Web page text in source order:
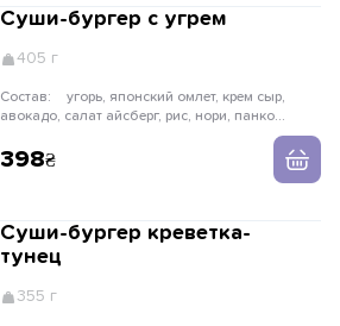
Суши-бургер с угрем
405 г
Состав:
авокадо, салат айсберг, рис, нори, панко
сухари, унаги соус, соус спайс, кунжут белый
398
Суши-бургер креветка-
тунец
355 г